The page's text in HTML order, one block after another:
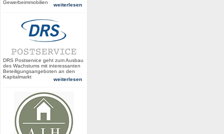
Gewerbeimmobilien weiterlesen
DRS Postservice geht zum Ausbau
des Wachstums mit interessanten
Beteiligungsangeboten an den
Kapitalmarkt
weiterlesen